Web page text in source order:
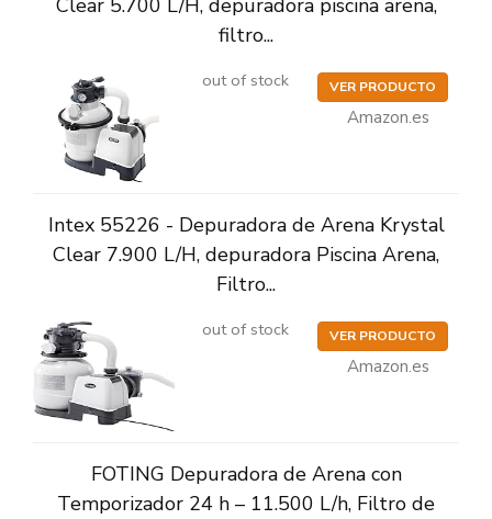
Clear 5.700 L/H, depuradora piscina arena,
filtro...
out of stock VER PRODUCTO
Amazon.es
Intex 55226 - Depuradora de Arena Krystal
Clear 7.900 L/H, depuradora Piscina Arena,
Filtro...
out of stock VER PRODUCTO
Amazon.es
FOTING Depuradora de Arena con
Temporizador 24 h – 11.500 L/h, Filtro de